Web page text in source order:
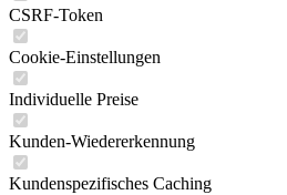
CSRF-Token
Cookie-Einstellungen
Individuelle Preise
Kunden-Wiedererkennung
Kundenspezifisches Caching